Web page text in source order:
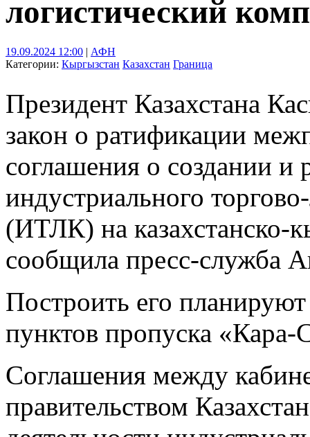
логистический
19.09.2024 12:00 | АФН
Категории: Кыргызстан Казахстан Граница
Президент Казахстана
закон о ратификации
соглашения о создании и
индустриального
(ИТЛК) на казахстанско-
сообщила пресс-служба
Построить его
пунктов пропуска
Соглашения между
правительством